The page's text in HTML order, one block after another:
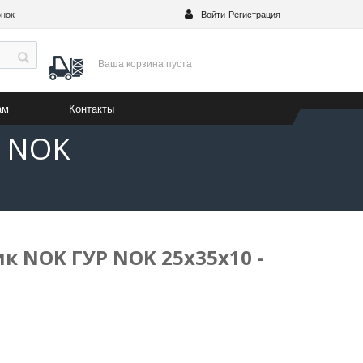
Войти Регистрация
Ваша корзина пуста
Контакты
NOK ГУР NOK 25x35x10 -